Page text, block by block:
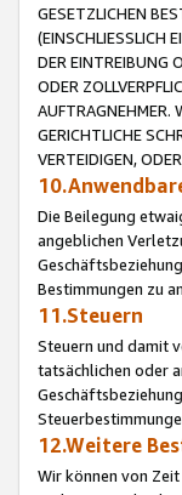
GESETZLICHEN
(EINSCHLIESSLICH
DER EINTREIBUNG
ODER
AUFTRAGNEHMER.
GERICHTLICHE
VERTEIDIGEN,
Die Beilegung
angeblichen
Bestimmungen zu
11.Steuern
Steuern und damit
tatsächlichen oder
12.Weitere
Wir können von